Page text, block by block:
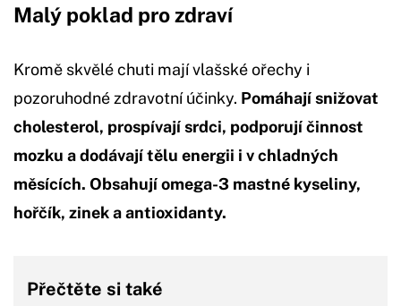
Malý poklad pro zdraví
Kromě skvělé chuti mají vlašské ořechy i
pozoruhodné zdravotní účinky. Pomáhají snižovat
cholesterol, prospívají srdci, podporují činnost
mozku a dodávají tělu energii i v chladných
měsících. Obsahují omega-3 mastné kyseliny,
hořčík, zinek a antioxidanty.
Přečtěte si také